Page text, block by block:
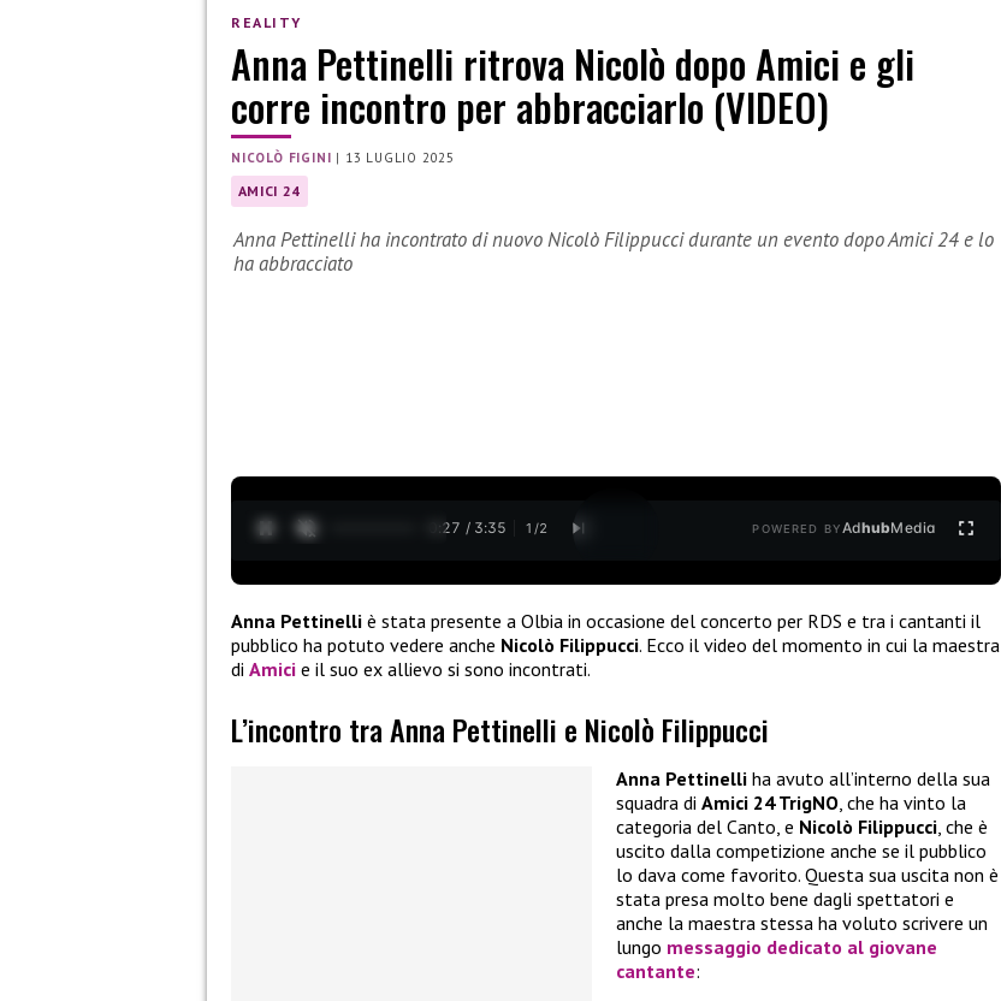
REALITY
Anna Pettinelli ritrova Nicolò dopo Amici e gli
corre incontro per abbracciarlo (VIDEO)
NICOLÒ FIGINI | 13 LUGLIO 2025
AMICI 24
Anna Pettinelli ha incontrato di nuovo Nicolò Filippucci durante un evento dopo Amici 24 e lo
ha abbracciato
0:28 / 3:35 1 /2 POWERED BYAdhubMedia
Anna Pettinelli è stata presente a Olbia in occasione del concerto per RDS e tra i cantanti il
pubblico ha potuto vedere anche Nicolò Filippucci. Ecco il video del momento in cui la maestra
di Amici e il suo ex allievo si sono incontrati.
L’incontro tra Anna Pettinelli e Nicolò Filippucci
Anna Pettinelli ha avuto all’interno della sua
squadra di Amici 24 TrigNO, che ha vinto la
categoria del Canto, e Nicolò Filippucci, che è
uscito dalla competizione anche se il pubblico
lo dava come favorito. Questa sua uscita non è
stata presa molto bene dagli spettatori e
anche la maestra stessa ha voluto scrivere un
lungo messaggio dedicato al giovane
cantante: